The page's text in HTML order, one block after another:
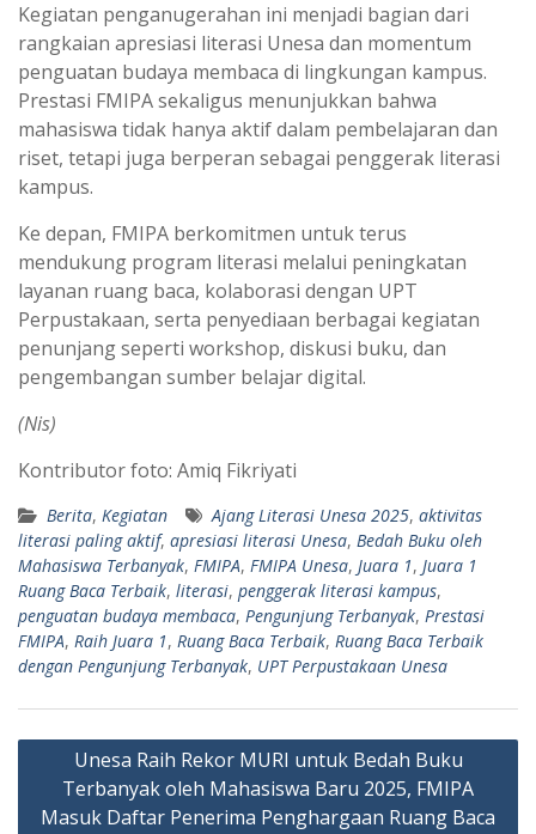
Kegiatan penganugerahan ini menjadi bagian dari
rangkaian apresiasi literasi Unesa dan momentum
penguatan budaya membaca di lingkungan kampus.
Prestasi FMIPA sekaligus menunjukkan bahwa
mahasiswa tidak hanya aktif dalam pembelajaran dan
riset, tetapi juga berperan sebagai penggerak literasi
kampus.
Ke depan, FMIPA berkomitmen untuk terus
mendukung program literasi melalui peningkatan
layanan ruang baca, kolaborasi dengan UPT
Perpustakaan, serta penyediaan berbagai kegiatan
penunjang seperti workshop, diskusi buku, dan
pengembangan sumber belajar digital.
(Nis)
Kontributor foto: Amiq Fikriyati
Berita, Kegiatan Ajang Literasi Unesa 2025, aktivitas
literasi paling aktif, apresiasi literasi Unesa, Bedah Buku oleh
Mahasiswa Terbanyak, FMIPA, FMIPA Unesa, Juara 1, Juara 1
Ruang Baca Terbaik, literasi, penggerak literasi kampus,
penguatan budaya membaca, Pengunjung Terbanyak, Prestasi
FMIPA, Raih Juara 1, Ruang Baca Terbaik, Ruang Baca Terbaik
dengan Pengunjung Terbanyak, UPT Perpustakaan Unesa
Navigasi
Unesa Raih Rekor MURI untuk Bedah Buku
Terbanyak oleh Mahasiswa Baru 2025, FMIPA
Masuk Daftar Penerima Penghargaan Ruang Baca